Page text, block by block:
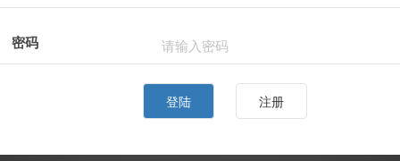
密码
登陆 注册